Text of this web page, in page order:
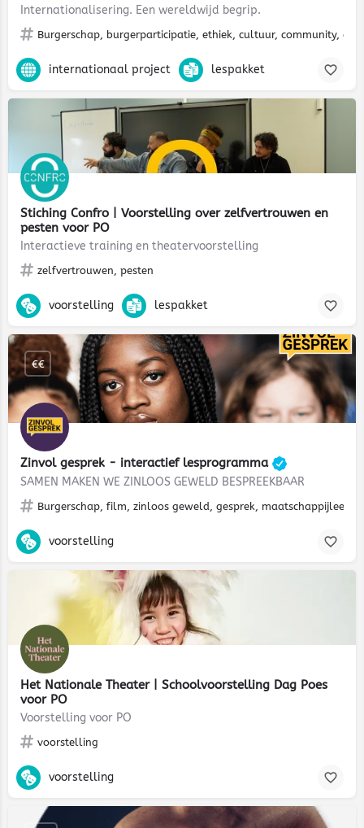
Internationalisering. Een wereldwijd begrip.
Burgerschap, burgerparticipatie, ethiek, cultuur, community,
internationaal project lespakket
Stiching Confro | Voorstelling over zelfvertrouwen en
pesten voor PO
Interactieve training en theatervoorstelling
zelfvertrouwen, pesten
voorstelling lespakket
Zinvol gesprek - interactief lesprogramma
SAMEN MAKEN WE ZINLOOS GEWELD BESPREEKBAAR
Burgerschap, film, zinloos geweld, gesprek, maatschappijleer,
€€
voorstelling
Het Nationale Theater | Schoolvoorstelling Dag Poes
voor PO
Voorstelling voor PO
voorstelling
voorstelling